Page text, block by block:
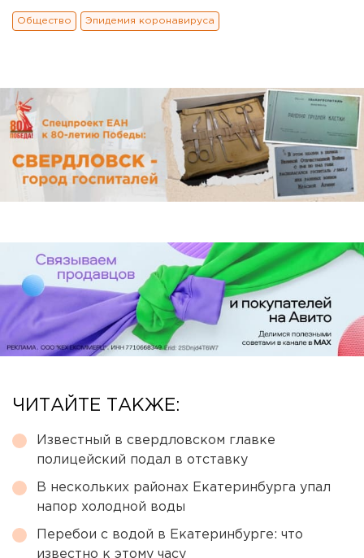
Общество Эпидемия коронавируса
ЧИТАЙТЕ ТАКЖЕ:
Известный в свердловском главке
полицейский подал в отставку
В нескольких районах Екатеринбурга упал
напор холодной воды
Перебои с водой в Екатеринбурге: что
известно к этому часу